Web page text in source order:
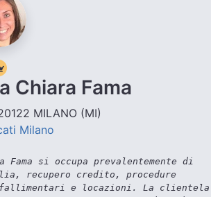
Chiara Fama
MILANO (MI)
Milano
si occupa prevalentemente di
recupero credito, procedure
e locazioni. La clientela